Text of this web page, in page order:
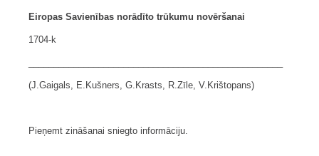
Eiropas Savienības norādīto trūkumu novēršanai
1704-k
(J.Gaigals, E.Kušners, G.Krasts, R.Zīle, V.Krištopans)
Pieņemt zināšanai sniegto informāciju.